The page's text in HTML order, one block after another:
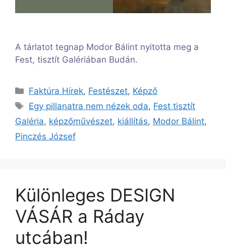
A tárlatot tegnap Modor Bálint nyitotta meg a
Fest, tisztít Galériában Budán.
Kategória
Faktúra Hírek, Festészet, Képző
Címkék
Egy pillanatra nem nézek oda, Fest tisztít
Galéria, képzőművészet, kiállítás, Modor Bálint,
Pinczés József
Különleges DESIGN
VÁSÁR a Ráday
utcában!